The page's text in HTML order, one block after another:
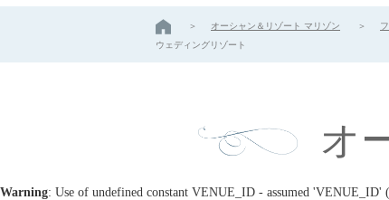
オーシャン＆リゾート マリゾン
ウェディングリゾート
オ
Warning: Use of undefined constant VENUE_ID - assumed